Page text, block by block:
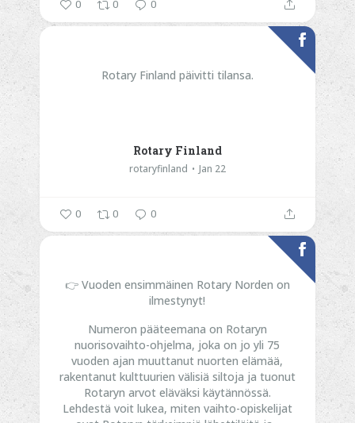
0 0 0
Rotary Finland päivitti tilansa.
Rotary Finland
rotaryfinland Jan 22
0 0 0
👉 Vuoden ensimmäinen Rotary Norden on
ilmestynyt!
Numeron pääteemana on Rotaryn
nuorisovaihto-ohjelma, joka on jo yli 75
vuoden ajan muuttanut nuorten elämää,
rakentanut kulttuurien välisiä siltoja ja tuonut
Rotaryn arvot eläväksi käytännössä.
Lehdestä voit lukea, miten vaihto-opiskelijat